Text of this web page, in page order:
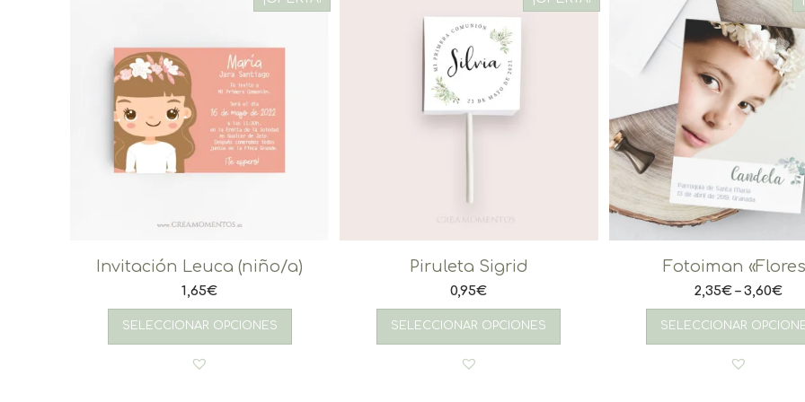
Invitación Leuca (niño/a)
1,65€
SELECCIONAR OPCIONES
Piruleta Sigrid
0,95€
SELECCIONAR OPCIONES
Fotoiman
2,35€–3,60€
SELECCIONAR